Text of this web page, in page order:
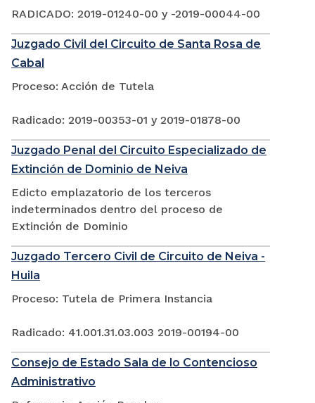
RADICADO: 2019-01240-00 y -2019-00044-00
Juzgado Civil del Circuito de Santa Rosa de
Cabal
Proceso: Acción de Tutela
Radicado: 2019-00353-01 y 2019-01878-00
Juzgado Penal del Circuito Especializado de
Extinción de Dominio de Neiva
Edicto emplazatorio de los terceros
indeterminados dentro del proceso de
Extinción de Dominio
Juzgado Tercero Civil de Circuito de Neiva -
Huila
Proceso: Tutela de Primera Instancia
Radicado: 41.001.31.03.003 2019-00194-00
Consejo de Estado Sala de lo Contencioso
Administrativo